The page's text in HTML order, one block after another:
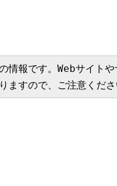
情報です。Webサイト
ますので、ご注意くださ